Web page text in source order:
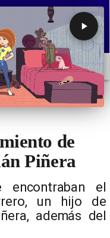
INICIO
de
Piñera
encontraban el
un hijo de
además del